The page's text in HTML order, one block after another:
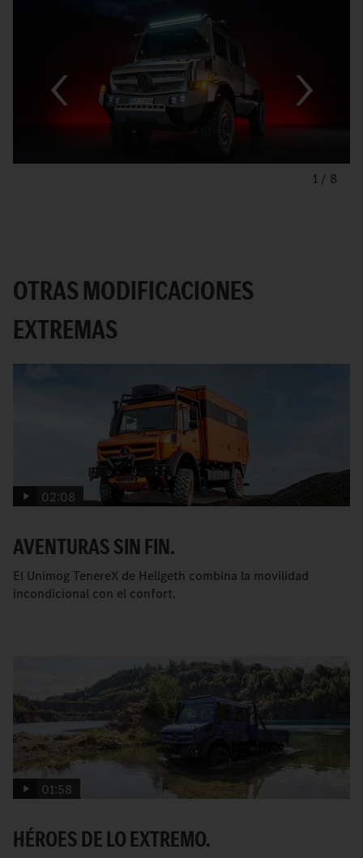
1 / 8
OTRAS MODIFICACIONES
EXTREMAS
02:08
AVENTURAS SIN FIN.
El Unimog TenereX de Hellgeth combina la movilidad
incondicional con el confort.
01:58
HÉROES DE LO EXTREMO.